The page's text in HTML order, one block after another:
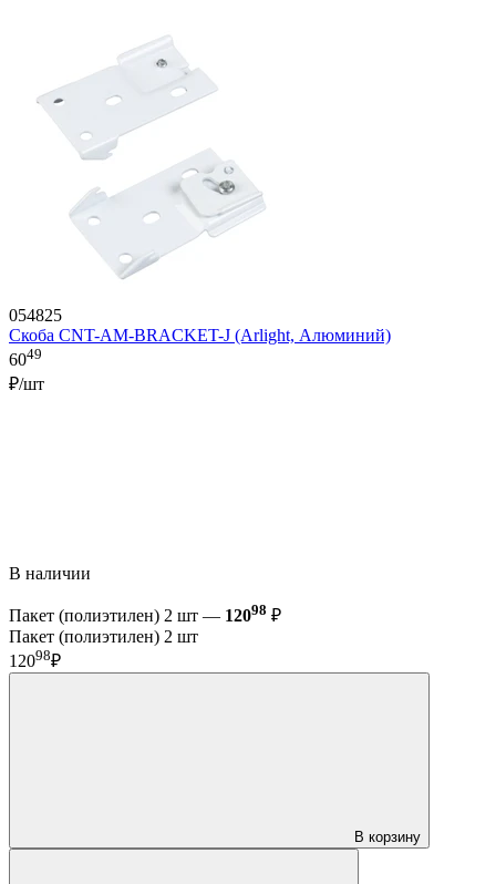
054825
Скоба CNT-AM-BRACKET-J (Arlight, Алюминий)
6049
₽/шт
В наличии
Пакет (полиэтилен) 2 шт — 12098 ₽
Пакет (полиэтилен) 2 шт
12098₽
В корзину